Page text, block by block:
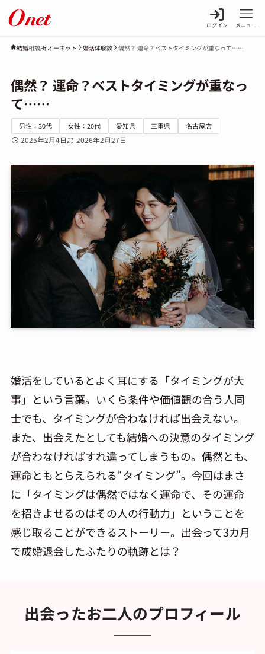
ログイン メニュー
結婚相談所 オーネット 婚活体験談 偶然？ 運命？ベストタイミングが重なって……
偶然？ 運命？ベストタイミングが重なっ
て……
男性：30代 女性：20代 愛知県 三重県 名古屋店
2025年2月4日 2026年2月27日
婚活をしているとよく耳にする「タイミングが大
事」という言葉。いくら条件や価値観の合う人同
士でも、タイミングが合わなければ出会えない。
また、出会えたとしても結婚への決意のタイミング
が合わなければすれ違ってしまうもの。偶然とも、
運命ともとらえられる“タイミング”。今回はまさ
に「タイミングは偶然ではなく運命で、その運命
を招きよせるのはその人の行動力」ということを
感じ取ることができるストーリー。出会って3カ月
で成婚退会したふたりの軌跡とは？
出会ったお二人のプロフィール